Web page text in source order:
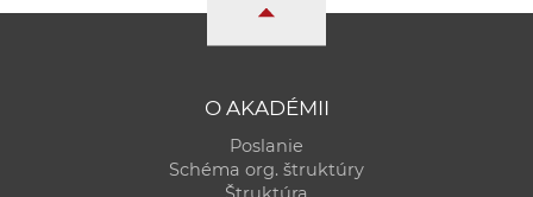
O AKADÉMII
Poslanie
Schéma org. štruktúry